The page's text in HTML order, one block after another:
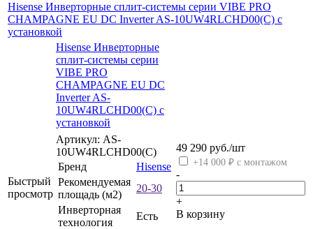
Hisense Инверторные сплит-системы серии VIBE PRO
CHAMPAGNE EU DC Inverter AS-10UW4RLCHD00(C) с
установкой
Быстрый
просмотр
Hisense Инверторные
сплит-системы серии
VIBE PRO
CHAMPAGNE EU DC
Inverter AS-
10UW4RLCHD00(C) с
установкой
Артикул: AS-
10UW4RLCHD00(C)
Бренд
Hisense
Рекомендуемая
площадь (м2)
20-30
Инверторная
технология
Есть
49 290 руб./шт
+14 000 ₽ с монтажом
-
+
В корзину